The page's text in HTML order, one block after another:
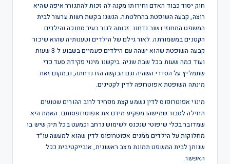
חוק יסוד כבוד האדם וחירותו מקנה לה זכות להתגורר איפה שהיא
רוצה, קבעה השופטת בהחלטתה. הגשנו בקשת רשות ערעור לבית
המשפט המחוזי ושוב נדחנו. זכותה לגור בעיר סמוכה והילדים
הקטנים במשמורתה. לאור גילם של הילדים וטענותיה שהוא שיכור
קבעה השופטת שהוא ישהה עם הילדים פעמיים בשבוע ל-3 שעות
ועוד כמה שעות בכל שבת שניה. ביקשנו מינוי פקידת סעד כדי
שתמליץ על הסדרי השהיה וגם הבקשה הזו נדחתה, ובמקום זאת
מינתה השופטת אפוטרופה לדין לקטינים.
מינוי אפוטרופוס לדין נשמע קצת מפחיד לרוב ההורים שטועים
תחילה לסבור שמישהו מפקיע מידם את אפוטרופסותם. האמת היא
שמדובר בכלי שיפוטי שנכנס לשימוש נרחב וכמעט בכל תיק שיש בו
מחלוקות על הילדים ממנים אפוטרופוס לדין שהוא למעשה עו״ד
שנותן לבית המשפט תמונת מצב ראשונית, אובייקטיבית ככל
האפשר.